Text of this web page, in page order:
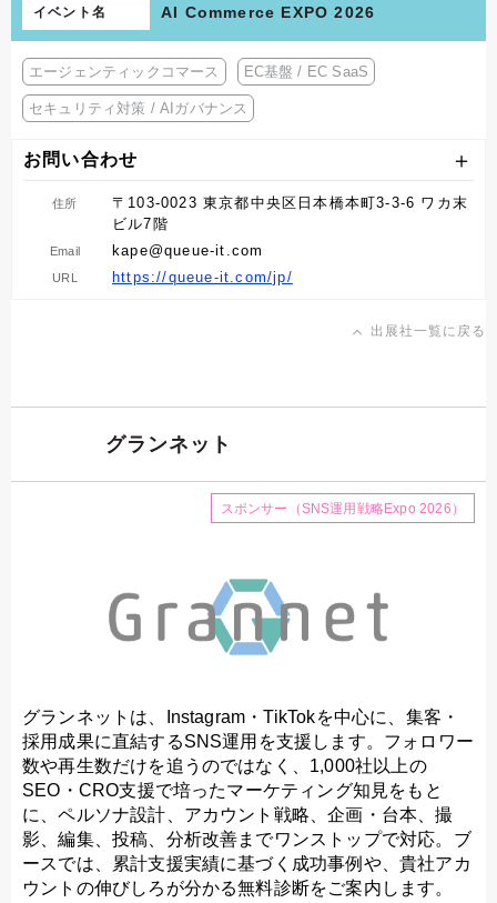
イベント名 AI Commerce EXPO 2026
エージェンティックコマース EC基盤 / EC SaaS
セキュリティ対策 / AIガバナンス
お問い合わせ
住所
〒103-0023 東京都中央区日本橋本町3-3-6 ワカ末
ビル7階
Email kape@queue-it.com
URL https://queue-it.com/jp/
出展社一覧に戻る
グランネット
スポンサー（SNS運用戦略Expo 2026）
グランネットは、Instagram・TikTokを中心に、集客・
採用成果に直結するSNS運用を支援します。フォロワー
数や再生数だけを追うのではなく、1,000社以上の
SEO・CRO支援で培ったマーケティング知見をもと
に、ペルソナ設計、アカウント戦略、企画・台本、撮
影、編集、投稿、分析改善までワンストップで対応。ブ
ースでは、累計支援実績に基づく成功事例や、貴社アカ
ウントの伸びしろが分かる無料診断をご案内します。